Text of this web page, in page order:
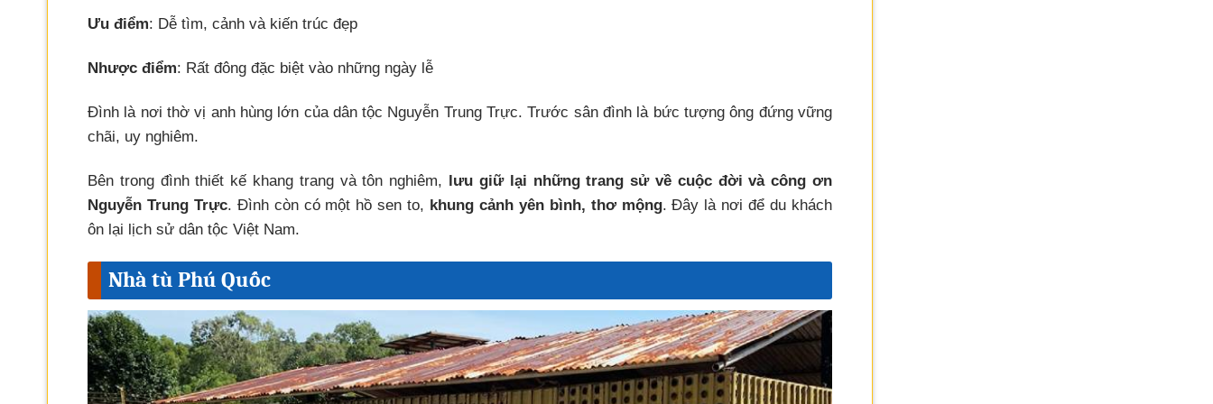
Ưu điểm: Dễ tìm, cảnh và kiến trúc đẹp
Nhược điểm: Rất đông đặc biệt vào những ngày lễ
Đình là nơi thờ vị anh hùng lớn của dân tộc Nguyễn Trung Trực. Trước sân đình là bức tượng ông đứng vững
chãi, uy nghiêm.
Bên trong đình thiết kế khang trang và tôn nghiêm, lưu giữ lại những trang sử về cuộc đời và công ơn
Nguyễn Trung Trực. Đình còn có một hồ sen to, khung cảnh yên bình, thơ mộng. Đây là nơi để du khách
ôn lại lịch sử dân tộc Việt Nam.
Nhà tù Phú Quốc